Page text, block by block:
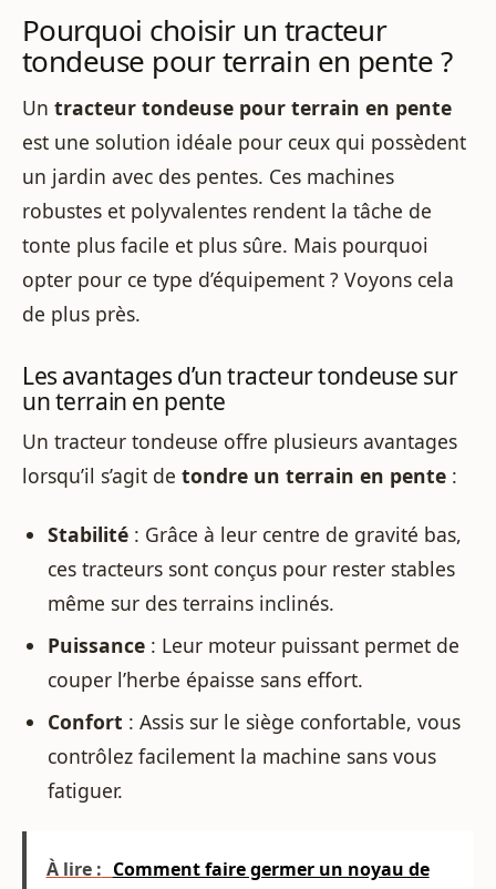
Pourquoi choisir un tracteur
tondeuse pour terrain en pente ?
Un tracteur tondeuse pour terrain en pente
est une solution idéale pour ceux qui possèdent
un jardin avec des pentes. Ces machines
robustes et polyvalentes rendent la tâche de
tonte plus facile et plus sûre. Mais pourquoi
opter pour ce type d’équipement ? Voyons cela
de plus près.
Les avantages d’un tracteur tondeuse sur
un terrain en pente
Un tracteur tondeuse offre plusieurs avantages
lorsqu’il s’agit de tondre un terrain en pente :
Stabilité: Grâce à leur centre de gravité bas,
ces tracteurs sont conçus pour rester stables
même sur des terrains inclinés.
Puissance: Leur moteur puissant permet de
couper l’herbe épaisse sans effort.
Confort : Assis sur le siège confortable, vous
contrôlez facilement la machine sans vous
fatiguer.
À lire : Comment faire germer un noyau de